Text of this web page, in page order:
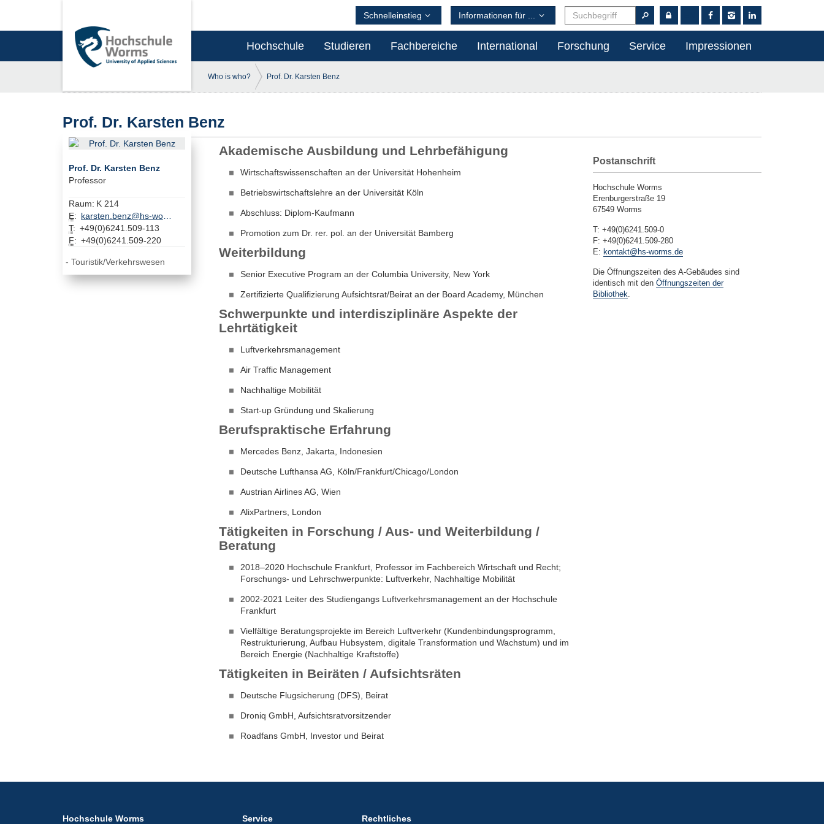
Hochschule Studieren Fachbereiche International Forschung Service Impressionen
Schnelleinstieg Informationen für ...
Who is who? Prof. Dr. Karsten Benz
Prof. Dr. Karsten Benz
Prof. Dr. Karsten Benz
Professor
Raum: K 214
E:
karsten.benz@hs-worms.de
T: +49(0)6241.509-113
F: +49(0)6241.509-220
Touristik/Verkehrswesen
Akademische Ausbildung und Lehrbefähigung
Wirtschaftswissenschaften an der Universität Hohenheim
Betriebswirtschaftslehre an der Universität Köln
Abschluss: Diplom-Kaufmann
Promotion zum Dr. rer. pol. an der Universität Bamberg
Weiterbildung
Senior Executive Program an der Columbia University, New York
Zertifizierte Qualifizierung Aufsichtsrat/Beirat an der Board Academy, München
Schwerpunkte und interdisziplinäre Aspekte der
Lehrtätigkeit
Luftverkehrsmanagement
Air Traffic Management
Nachhaltige Mobilität
Start-up Gründung und Skalierung
Berufspraktische Erfahrung
Mercedes Benz, Jakarta, Indonesien
Deutsche Lufthansa AG, Köln/Frankfurt/Chicago/London
Austrian Airlines AG, Wien
AlixPartners, London
Tätigkeiten in Forschung / Aus- und Weiterbildung /
Beratung
2018–2020 Hochschule Frankfurt, Professor im Fachbereich Wirtschaft und Recht;
Forschungs- und Lehrschwerpunkte: Luftverkehr, Nachhaltige Mobilität
2002-2021 Leiter des Studiengangs Luftverkehrsmanagement an der Hochschule
Frankfurt
Vielfältige Beratungsprojekte im Bereich Luftverkehr (Kundenbindungsprogramm,
Restrukturierung, Aufbau Hubsystem, digitale Transformation und Wachstum) und im
Bereich Energie (Nachhaltige Kraftstoffe)
Tätigkeiten in Beiräten / Aufsichtsräten
Deutsche Flugsicherung (DFS), Beirat
Droniq GmbH, Aufsichtsratvorsitzender
Roadfans GmbH, Investor und Beirat
Postanschrift
Hochschule Worms
Erenburgerstraße 19
67549 Worms
T: +49(0)6241.509-0
F: +49(0)6241.509-280
E: kontakt@hs-worms.de
Die Öffnungszeiten des A-Gebäudes sind
identisch mit den Öffnungszeiten der
Bibliothek.
Hochschule Worms Service Rechtliches